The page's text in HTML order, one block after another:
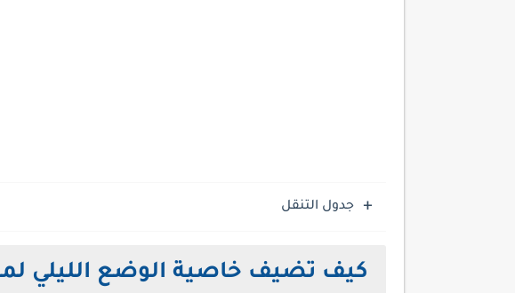
جدول التنقل
كيف تضيف خاصية الوضع الليلي